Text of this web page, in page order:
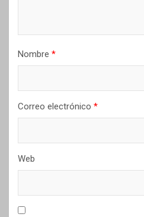
Nombre *
Correo electrónico *
Web